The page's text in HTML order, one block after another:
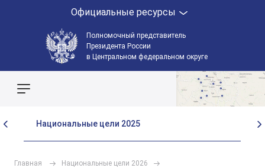
Полномочный представитель
Президента России
в Центральном федеральном округе
Официальные ресурсы
Национальные цели 2025
Главная
Национальные цели 2026